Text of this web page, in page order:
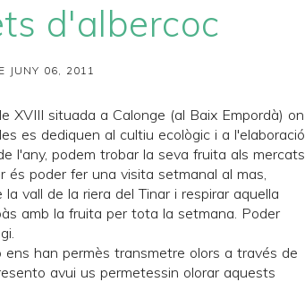
d'albercoc
JUNY 06, 2011
XVIII situada a Calonge (al Baix Empordà) on
es dediquen al cultiu ecològic i a l'elaboració
l'any, podem trobar la seva fruita als mercats
és poder fer una visita setmanal al mas,
vall de la riera del Tinar i respirar aquella
amb la fruita per tota la setmana. Poder
ens han permès transmetre olors a través de
avui us permetessin olorar aquests